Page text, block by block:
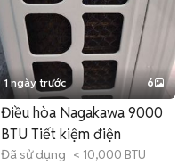
1 ngày trước 6
Điều hòa Nagakawa 9000
BTU Tiết kiệm điện
Đã sử dụng < 10,000 BTU